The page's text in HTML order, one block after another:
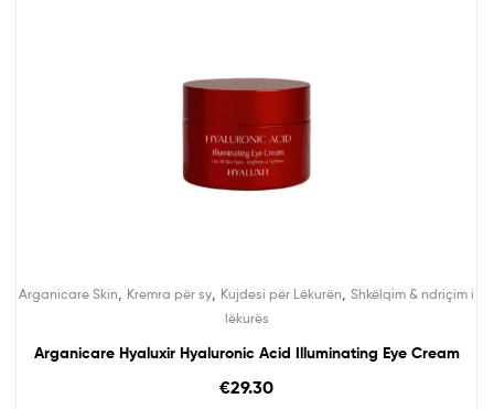
Arganicare Skin Kremra për sy Kujdesi për Lëkurën Shkëlqim & ndriçim i
lëkurës
Arganicare Hyaluxir Hyaluronic Acid Illuminating Eye Cream
€29.30